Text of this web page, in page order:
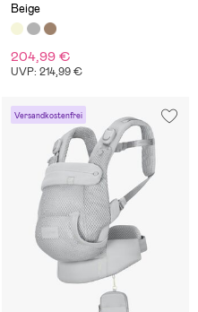
Beige
204,99 €
UVP: 214,99 €
Versandkostenfrei